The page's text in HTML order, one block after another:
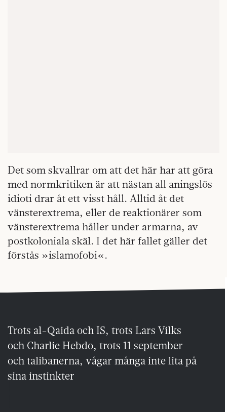
Det som skvallrar om att det här har att göra
med normkritiken är att nästan all aningslös
idioti drar åt ett visst håll. Alltid åt det
vänsterextrema, eller de reaktionärer som
vänsterextrema håller under armarna, av
postkoloniala skäl. I det här fallet gäller det
förstås »islamofobi«.
Trots al-Qaida och IS, trots Lars Vilks
och Charlie Hebdo, trots 11 september
och talibanerna, vågar många inte lita på
sina instinkter